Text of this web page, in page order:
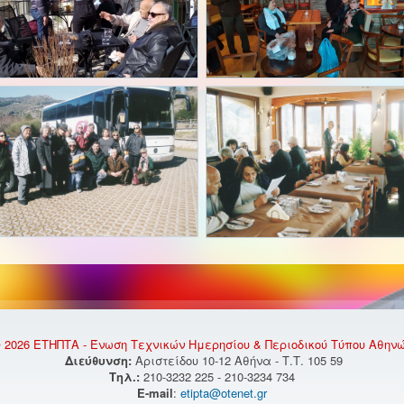
ΕΤΗΠΤΑ - Ένωση Τεχνικών Ημερησίου & Περιοδικού Τύπου
Διεύθυνση: Αριστείδου 10-12 Αθήνα - Τ.Τ. 105 59
Τηλ.: 210-3232 225 - 210-3234 734
E-mail: etipta@otenet.gr